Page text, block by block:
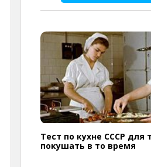
Тест по кухне СССР для
покушать в то время